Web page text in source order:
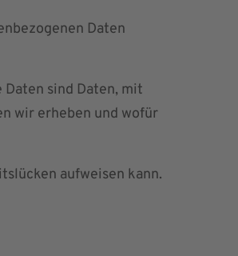
Daten
sind Daten, mit
wir erheben und wofür
aufweisen kann.